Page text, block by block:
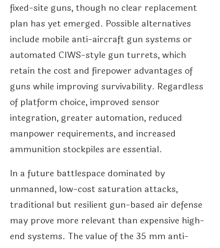
fixed-site guns, though no clear replacement
plan has yet emerged. Possible alternatives
include mobile anti-aircraft gun systems or
automated CIWS-style gun turrets, which
retain the cost and firepower advantages of
guns while improving survivability. Regardless
of platform choice, improved sensor
integration, greater automation, reduced
manpower requirements, and increased
ammunition stockpiles are essential.
In a future battlespace dominated by
unmanned, low-cost saturation attacks,
traditional but resilient gun-based air defense
may prove more relevant than expensive high-
end systems. The value of the 35 mm anti-